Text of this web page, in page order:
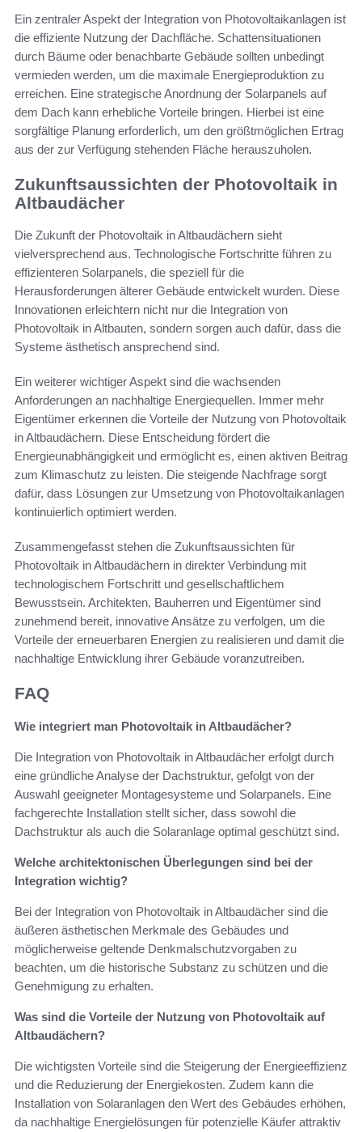
Ein zentraler Aspekt der Integration von Photovoltaikanlagen ist
die effiziente Nutzung der Dachfläche. Schattensituationen
durch Bäume oder benachbarte Gebäude sollten unbedingt
vermieden werden, um die maximale Energieproduktion zu
erreichen. Eine strategische Anordnung der Solarpanels auf
dem Dach kann erhebliche Vorteile bringen. Hierbei ist eine
sorgfältige Planung erforderlich, um den größtmöglichen Ertrag
aus der zur Verfügung stehenden Fläche herauszuholen.
Zukunftsaussichten der Photovoltaik in
Altbaudächer
Die Zukunft der Photovoltaik in Altbaudächern sieht
vielversprechend aus. Technologische Fortschritte führen zu
effizienteren Solarpanels, die speziell für die
Herausforderungen älterer Gebäude entwickelt wurden. Diese
Innovationen erleichtern nicht nur die Integration von
Photovoltaik in Altbauten, sondern sorgen auch dafür, dass die
Systeme ästhetisch ansprechend sind.
Ein weiterer wichtiger Aspekt sind die wachsenden
Anforderungen an nachhaltige Energiequellen. Immer mehr
Eigentümer erkennen die Vorteile der Nutzung von Photovoltaik
in Altbaudächern. Diese Entscheidung fördert die
Energieunabhängigkeit und ermöglicht es, einen aktiven Beitrag
zum Klimaschutz zu leisten. Die steigende Nachfrage sorgt
dafür, dass Lösungen zur Umsetzung von Photovoltaikanlagen
kontinuierlich optimiert werden.
Zusammengefasst stehen die Zukunftsaussichten für
Photovoltaik in Altbaudächern in direkter Verbindung mit
technologischem Fortschritt und gesellschaftlichem
Bewusstsein. Architekten, Bauherren und Eigentümer sind
zunehmend bereit, innovative Ansätze zu verfolgen, um die
Vorteile der erneuerbaren Energien zu realisieren und damit die
nachhaltige Entwicklung ihrer Gebäude voranzutreiben.
FAQ
Wie integriert man Photovoltaik in Altbaudächer?
Die Integration von Photovoltaik in Altbaudächer erfolgt durch
eine gründliche Analyse der Dachstruktur, gefolgt von der
Auswahl geeigneter Montagesysteme und Solarpanels. Eine
fachgerechte Installation stellt sicher, dass sowohl die
Dachstruktur als auch die Solaranlage optimal geschützt sind.
Welche architektonischen Überlegungen sind bei der
Integration wichtig?
Bei der Integration von Photovoltaik in Altbaudächer sind die
äußeren ästhetischen Merkmale des Gebäudes und
möglicherweise geltende Denkmalschutzvorgaben zu
beachten, um die historische Substanz zu schützen und die
Genehmigung zu erhalten.
Was sind die Vorteile der Nutzung von Photovoltaik auf
Altbaudächern?
Die wichtigsten Vorteile sind die Steigerung der Energieeffizienz
und die Reduzierung der Energiekosten. Zudem kann die
Installation von Solaranlagen den Wert des Gebäudes erhöhen,
da nachhaltige Energielösungen für potenzielle Käufer attraktiv